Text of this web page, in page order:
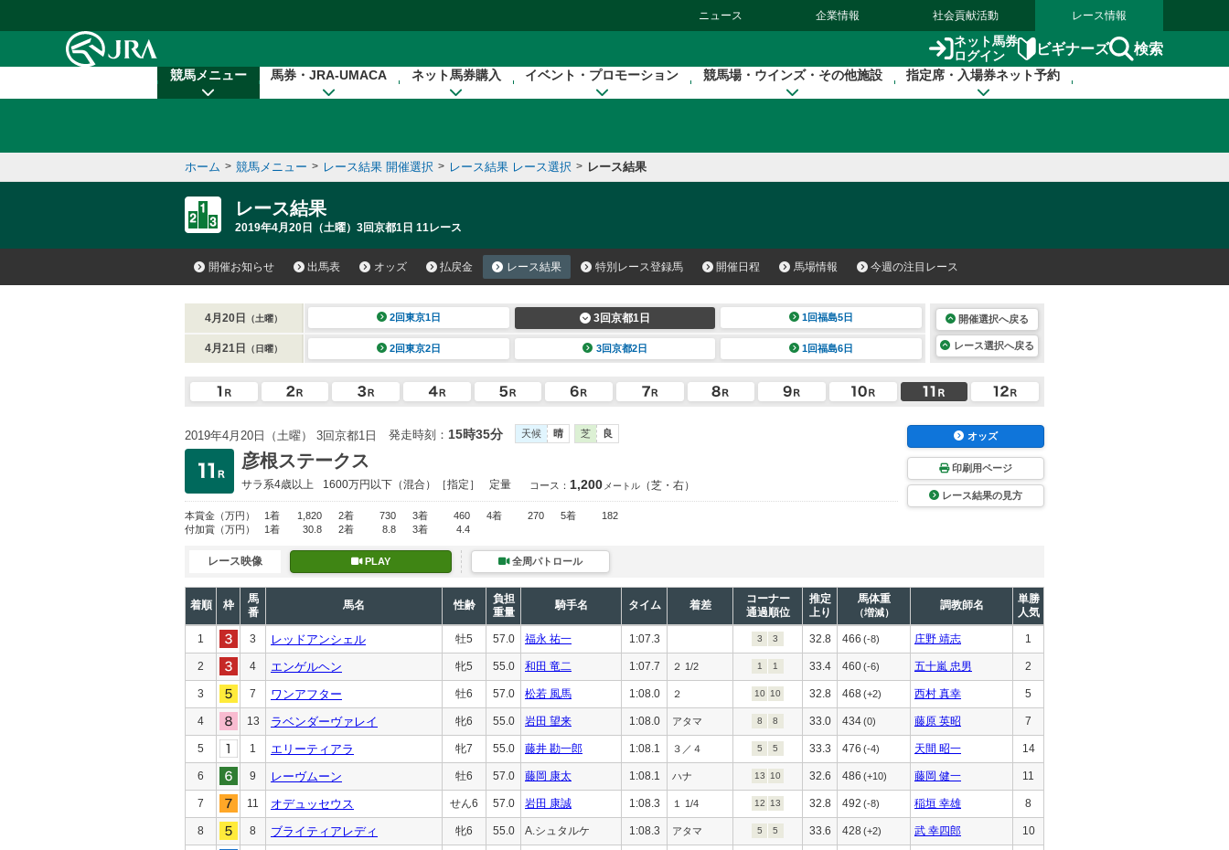
ニュース 企業情報 社会貢献活動 レース情報
ネット馬券
ログイン
ビギナーズ 検索
競馬メニュー 馬券・JRA-UMACA ネット馬券購入 イベント・プロモーション 競馬場・ウインズ・その他施設 指定席・入場券ネット予約
ホーム > 競馬メニュー > レース結果 開催選択 > レース結果 レース選択 > レース結果
レース結果
2019年4月20日（土曜）3回京都1日 11レース
開催お知らせ 出馬表 オッズ 払戻金 レース結果 特別レース登録馬 開催日程 馬場情報 今週の注目レース
4月20日 （土曜） 2回東京1日 3回京都1日 1回福島5日
4月21日 （日曜） 2回東京2日 3回京都2日 1回福島6日
開催選択へ戻る
レース選択へ戻る
2019年4月20日（土曜） 3回京都1日 発走時刻： 15時35分 天候 晴 芝 良
彦根ステークス
サラ系4歳以上 1600万円以下 （混合）［指定］ 定量 コース： 1,200 メートル （芝・右）
本賞金 （万円） 1着 1,820 2着 730 3着 460 4着 270 5着
182
付加賞 （万円） 1着 30.8 2着 8.8 3着 4.4
オッズ
印刷用ページ
レース結果の見方
レース映像 PLAY 全周パトロール
着順 枠
馬
番
馬名 性齢
負担
重量
騎手名 タイム 着差
コーナー
通過順位
推定
上り
馬体重
（増減）
調教師名
単勝
人気
1 3 レッドアンシェル 牡5 57.0 福永 祐一 1:07.3 3 3 32.8 466 (-8) 庄野 靖志 1
2 4 エンゲルヘン 牝5 55.0 和田 竜二 1:07.7 ２ 1/2 1 1 33.4 460(-6) 五十嵐 忠男 2
3 7 ワンアフター 牡6 57.0 松若 風馬 1:08.0 ２ 10 10 32.8 468(+2) 西村 真幸 5
4 13 ラベンダーヴァレイ 牝6 55.0 岩田 望来 1:08.0 アタマ 8 8 33.0 434(0) 藤原 英昭 7
5 1 エリーティアラ 牝7 55.0 藤井 勘一郎 1:08.1 ３／４ 5 5 33.3 476 (-4) 天間 昭一 14
6 9 レーヴムーン 牡6 57.0 藤岡 康太 1:08.1 ハナ 13 10 32.6 486 (+10) 藤岡 健一 11
7 11 オデュッセウス せん6 57.0 岩田 康誠 1:08.3 １ 1/4 12 13 32.8 492 (-8) 稲垣 幸雄 8
8 8 ブライティアレディ 牝6 55.0 A.シュタルケ 1:08.3 アタマ 5 5 33.6 428 (+2) 武 幸四郎 10